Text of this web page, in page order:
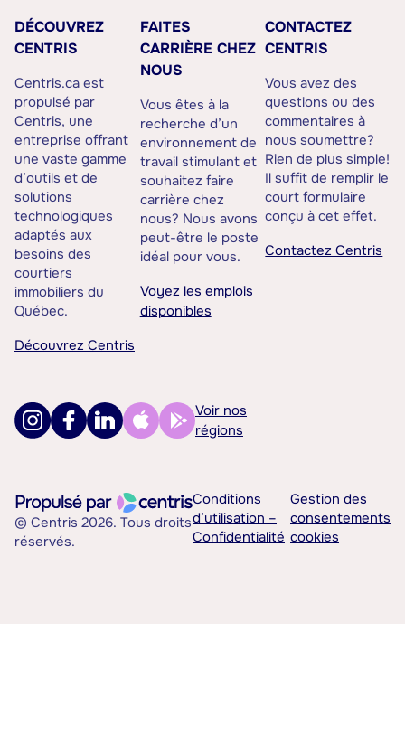
DÉCOUVREZ
CENTRIS
Centris.ca est
propulsé par
Centris, une
entreprise offrant
une vaste gamme
d’outils et de
solutions
technologiques
adaptés aux
besoins des
courtiers
immobiliers du
Québec.
Découvrez Centris
FAITES
CARRIÈRE CHEZ
NOUS
Vous êtes à la
recherche d’un
environnement de
travail stimulant et
souhaitez faire
carrière chez
nous? Nous avons
peut-être le poste
idéal pour vous.
Voyez les emplois
disponibles
CONTACTEZ
CENTRIS
Vous avez des
questions ou des
commentaires à
nous soumettre?
Rien de plus simple!
Il suffit de remplir le
court formulaire
conçu à cet effet.
Contactez Centris
Voir nos
régions
© Centris 2026. Tous droits
réservés.
Conditions
d’utilisation –
Confidentialité
Gestion des
consentements
cookies